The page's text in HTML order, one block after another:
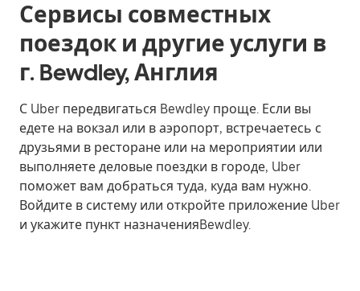
Сервисы совместных
поездок и другие услуги в
г. Bewdley, Англия
С Uber передвигаться Bewdley проще. Если вы
едете на вокзал или в аэропорт, встречаетесь с
друзьями в ресторане или на мероприятии или
выполняете деловые поездки в городе, Uber
поможет вам добраться туда, куда вам нужно.
Войдите в систему или откройте приложение Uber
и укажите пункт назначенияBewdley.